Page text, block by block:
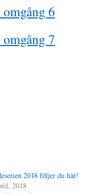
6
7
2018 följer du här!
2018